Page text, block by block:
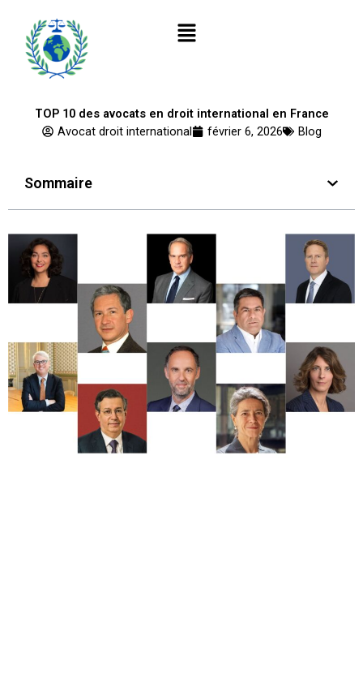
contenu
Menu
TOP 10 des avocats en droit international en France
Avocat droit international
février 6, 2026 Blog
Sommaire